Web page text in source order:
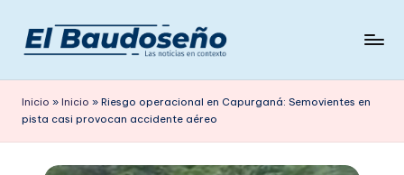
Saltar
contenido
e
ri
en
Inicio » Inicio » Riesgo operacional en Capurganá: Semovientes en
pista casi provocan accidente aéreo